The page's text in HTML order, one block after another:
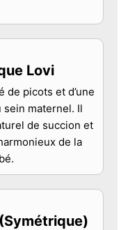
Lovi
de picots et d’une
maternel. Il
de succion et
de la